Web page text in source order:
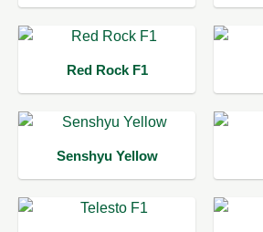
Red Rock F1
Senshyu Yellow